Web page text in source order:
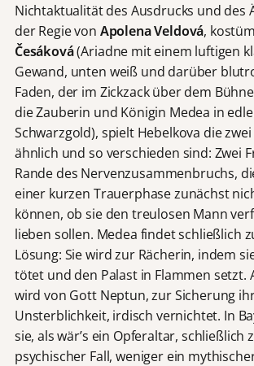
Nichtaktualität des Ausdrucks und des
der Regie von Apolena Veldová,
Česáková(Ariadne mit einem luftigen
Gewand, unten weiß und darüber
Faden, der im Zickzack über dem
die Zauberin und Königin Medea in
Schwarzgold), spielt Hebelkova die
ähnlich und so verschieden sind: Zwei
Rande des Nervenzusammenbruchs,
einer kurzen Trauerphase zunächst
können, ob sie den treulosen Mann
lieben sollen. Medea findet schließlich
Lösung: Sie wird zur Rächerin, indem
tötet und den Palast in Flammen setzt.
wird von Gott Neptun, zur Sicherung
Unsterblichkeit, irdisch vernichtet. In
sie, als wär’s ein Opferaltar, schließlich
psychischer Fall, weniger ein